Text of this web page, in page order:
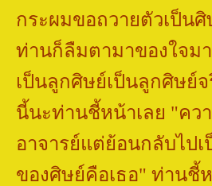
กระผมขอถวายตัวเป็น
ท่านก็ลืมตามาของใจม
เป็นลูกศิษย์เป็นลูกศิษย์
นี้นะท่านชี้หน้าเลย "คว
อาจารย์แต่ย้อนกลับไป
ของศิษย์คือเธอ" ท่านชี้